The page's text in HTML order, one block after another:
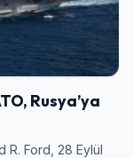
Rusya’ya
R. Ford, 28 Eylül
Unuttum